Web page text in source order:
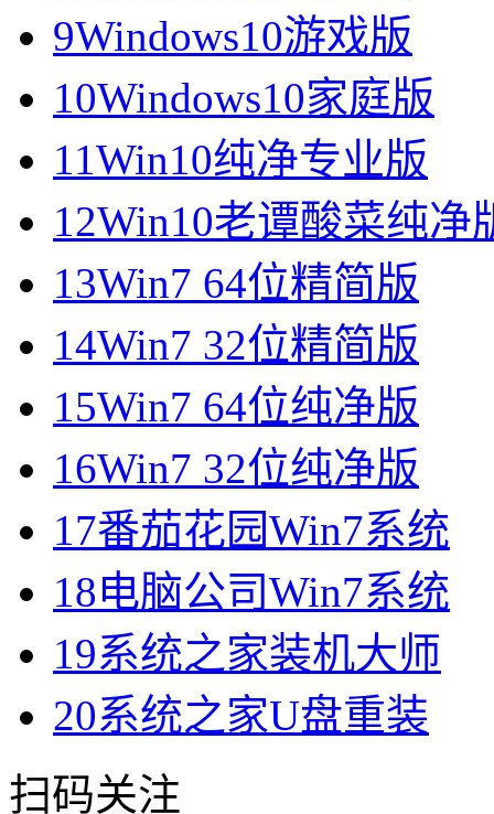
9Windows10游戏版
10Windows10家庭版
11Win10纯净专业版
12Win10老谭酸菜纯净
13Win7 64位精简版
14Win7 32位精简版
15Win7 64位纯净版
16Win7 32位纯净版
17番茄花园Win7系统
18电脑公司Win7系统
19系统之家装机大师
20系统之家U盘重装
扫码关注